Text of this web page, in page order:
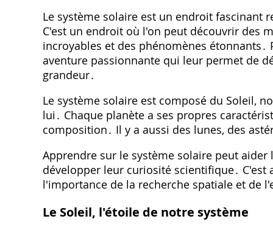
Le système solaire est un endroit fascinant
C'est un endroit où l'on peut découvrir des
incroyables et des phénomènes
aventure passionnante qui leur permet de
grandeur․
Le système solaire est composé du Soleil,
lui․ Chaque planète a ses propres
composition․ Il y a aussi des lunes, des
Apprendre sur le système solaire peut
développer leur curiosité scientifique․
l'importance de la recherche spatiale et de
Le Soleil, l'étoile de notre système